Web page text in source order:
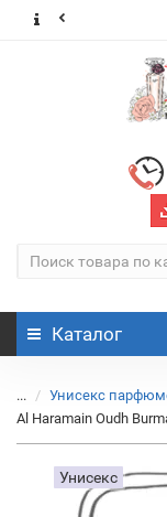
Каталог
...
Унисекс
Al Haramain Oudh
Унисекс